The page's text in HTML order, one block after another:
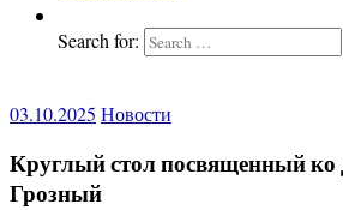
Search for:
03.10.2025 Новости
Круглый стол посвященный
Грозный